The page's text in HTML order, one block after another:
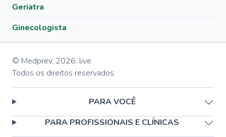
Geriatra
Ginecologista
© Medprev, 2026, live
Todos os direitos reservados
PARA VOCÊ
PARA PROFISSIONAIS E CLÍNICAS